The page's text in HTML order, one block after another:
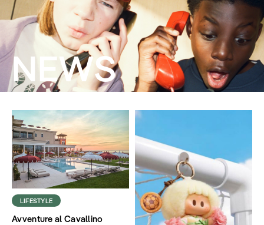
NEWS
LIFESTYLE
Avventure al Cavallino